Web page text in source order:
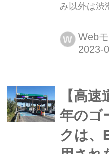
み以外は渋
表した。こ
た利用をし
W Web
【高
年のゴ
クは、